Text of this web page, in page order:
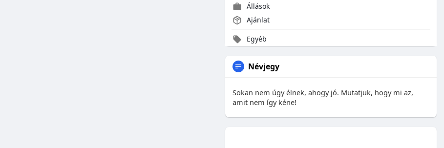
Állások
Ajánlat
Egyéb
Névjegy
Sokan nem úgy élnek, ahogy jó. Mutatjuk, hogy mi az,
amit nem így kéne!